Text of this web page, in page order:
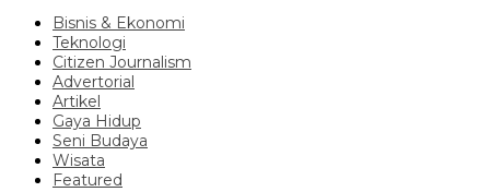
Bisnis & Ekonomi
Teknologi
Citizen Journalism
Advertorial
Artikel
Gaya Hidup
Seni Budaya
Wisata
Featured